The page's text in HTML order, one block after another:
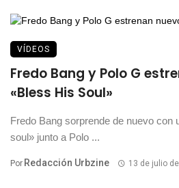
VÍDEOS
Fredo Bang y Polo G
«Bless His Soul»
Fredo Bang sorprende de nuevo con
soul» junto a Polo ...
Por Redacción Urbzine 13 de julio de